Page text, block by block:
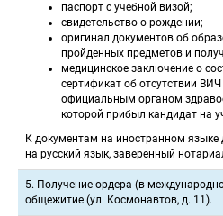
паспорт с учебной визой;
свидетельство о рождении;
оригинал документов об
пройденных предметов и
медицинское заключение о
сертификат об отсутствии
официальным органом
которой прибыл кандидат на
К документам на иностранном языке
на русский язык, заверенный
5. Получение ордера (в
общежитие (ул. Космонавтов, д. 11).